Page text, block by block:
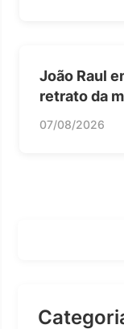
João Raul
retrato da
07/08/2026